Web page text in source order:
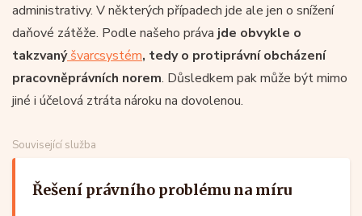
administrativy. V některých případech jde ale jen o snížení
daňové zátěže. Podle našeho práva jde obvykle o
takzvanýšvarcsystém, tedy o protiprávní obcházení
pracovněprávních norem. Důsledkem pak může být mimo
jiné i účelová ztráta nároku na dovolenou.
Související služba
Řešení právního problému na míru